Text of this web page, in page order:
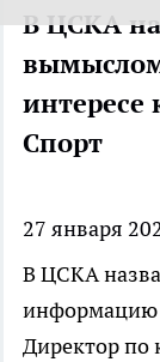
В ЦСКА
Спорт
27 января
В ЦСКА
информацию
Директор